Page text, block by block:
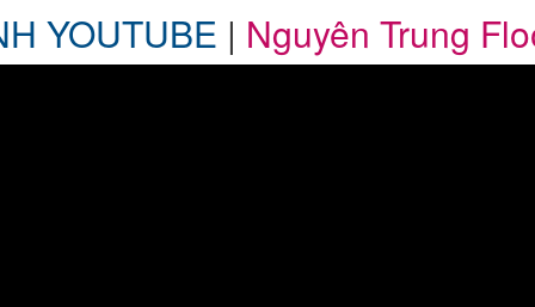
YOUTUBE | Nguyên Trung